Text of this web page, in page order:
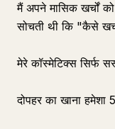
मैं अपने मासिक खर्चों
सोचती थी कि "कैसे
मेरे कॉस्मेटिक्स सिर्फ
दोपहर का खाना